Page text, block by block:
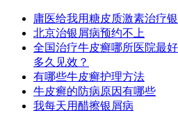
庸医给我用糖皮质激素治疗
北京治银屑病预约不上
全国治疗牛皮癣哪所医院最
多久见效？
有哪些牛皮癣护理方法
牛皮癣的防病原因有哪些
我每天用醋擦银屑病